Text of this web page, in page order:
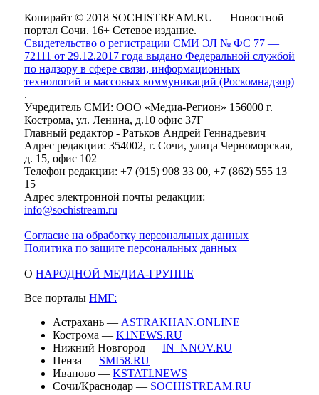
Копирайт © 2018 SOCHISTREAM.RU — Новостной
портал Сочи. 16+ Сетевое издание.
Свидетельство о регистрации СМИ ЭЛ № ФС 77 —
72111 от 29.12.2017 года выдано Федеральной службой
по надзору в сфере связи, информационных
технологий и массовых коммуникаций (Роскомнадзор)
.
Учредитель СМИ: ООО «Медиа-Регион» 156000 г.
Кострома, ул. Ленина, д.10 офис 37Г
Главный редактор - Ратьков Андрей Геннадьевич
Адрес редакции: 354002, г. Сочи, улица Черноморская,
д. 15, офис 102
Телефон редакции: +7 (915) 908 33 00, +7 (862) 555 13
15
Адрес электронной почты редакции:
info@sochistream.ru
Согласие на обработку персональных данных
Политика по защите персональных данных
О НАРОДНОЙ МЕДИА-ГРУППЕ
Все порталы НМГ:
Астрахань — ASTRAKHAN.ONLINE
Кострома — K1NEWS.RU
Нижний Новгород — IN_NNOV.RU
Пенза — SMI58.RU
Иваново — KSTATI.NEWS
Сочи/Краснодар — SOCHISTREAM.RU